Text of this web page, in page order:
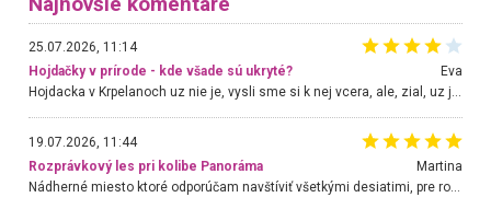
25.07.2026, 11:14
Hojdačky v prírode - kde všade sú ukryté?
Eva
Hojdacka v Krpelanoch uz nie je, vysli sme si k nej vcera, ale, zial, uz je znicena. Ak sem planujete cestu len kvoli hojdacke, mozete si ju usetrit. Krasny vyhlad je tu vsak aj bez hojdacky :-)
19.07.2026, 11:44
Rozprávkový les pri kolibe Panoráma
Martina
Nádherné miesto ktoré odporúčam navštíviť všetkými desiatimi, pre rodiny s deťmi, dôchodcom... Proste a jednoducho ozaj rozprávkový les.. určite ešte prídeme. Odniesli sme si na pamiatku krásne tričká,